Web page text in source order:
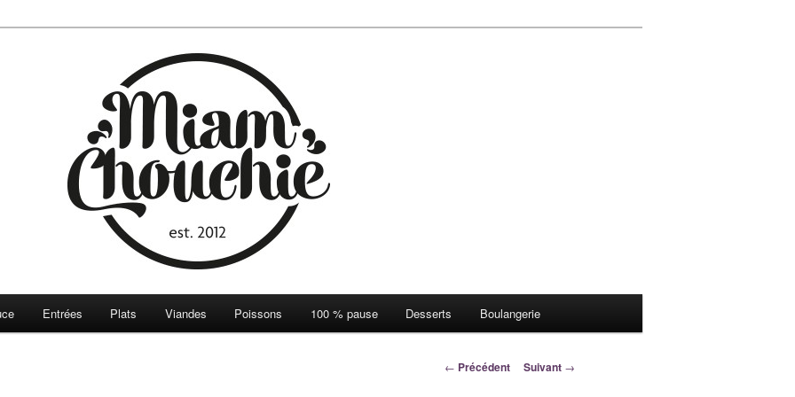
Entrées Plats Viandes Poissons 100 % pause Desserts Boulangerie
Navigation
← Précédent Suivant →